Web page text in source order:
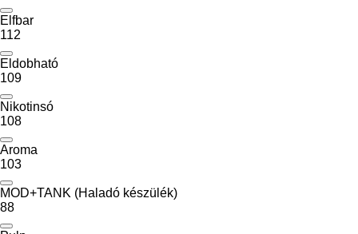
Elfbar
112
Eldobható
109
Nikotinsó
108
Aroma
103
MOD+TANK (Haladó készülék)
88